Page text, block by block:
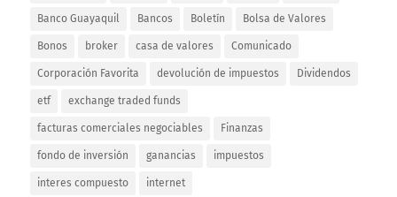
Banco Guayaquil Bancos Boletín Bolsa de Valores
Bonos broker casa de valores Comunicado
Corporación Favorita devolución de impuestos Dividendos
etf exchange traded funds
facturas comerciales negociables Finanzas
fondo de inversión ganancias impuestos
interes compuesto internet